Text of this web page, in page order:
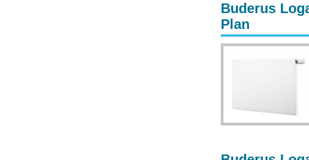
Buderus
Plan